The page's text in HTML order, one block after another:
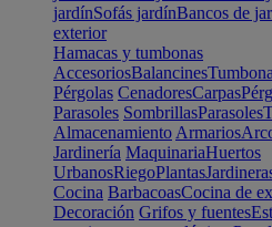
jardínSofás jardínBancos de
exterior
Hamacas y tumbonas
AccesoriosBalancines
Pérgolas CenadoresCarpas
Parasoles SombrillasParasoles
Almacenamiento Armarios
Jardinería MaquinariaHuertos
UrbanosRiegoPlantas
Cocina BarbacoasCocina de
Decoración Grifos y fuentes